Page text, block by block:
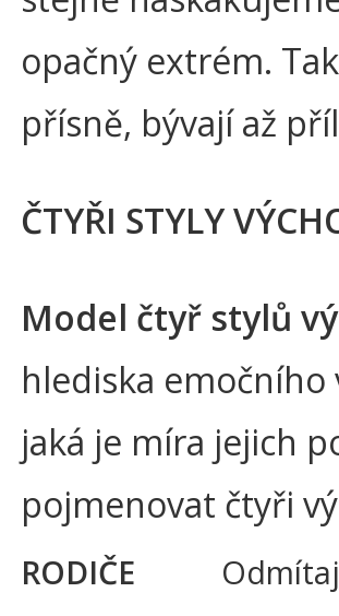
opačný extrém.
přísně, bývají až
ČTYŘI STYLY
Model čtyř stylů
hlediska
jaká je míra jejich
pojmenovat čtyři
RODIČE